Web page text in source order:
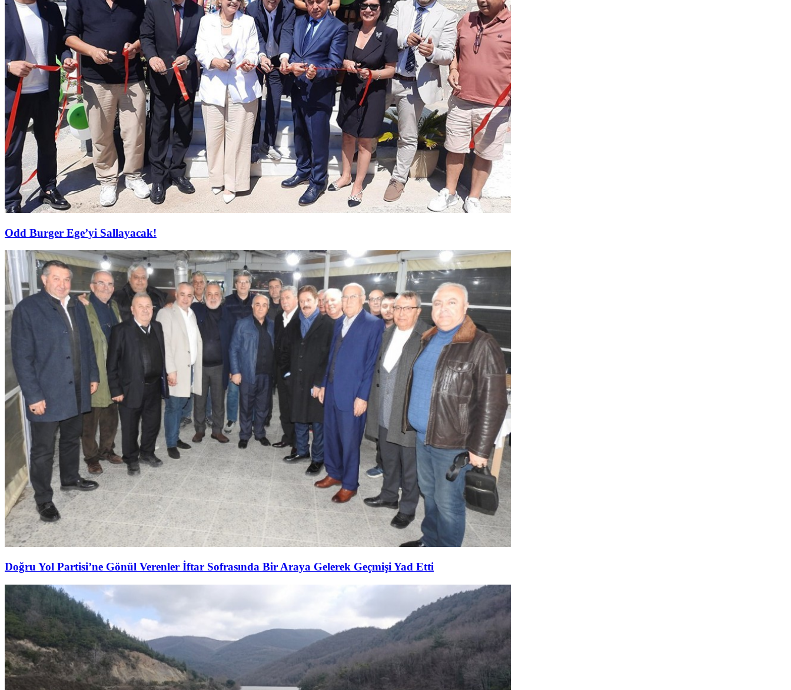
Odd Burger Ege’yi Sallayacak!
Doğru Yol Partisi’ne Gönül Verenler İftar Sofrasında Bir Araya Gelerek Geçmişi Yad Etti